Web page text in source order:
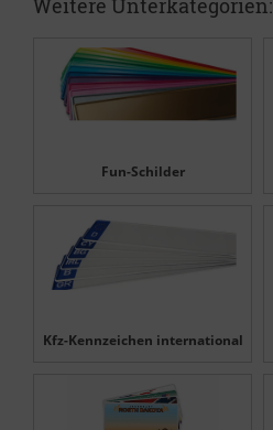
Weitere Unterkategorien:
Fun-Schilder
Kfz-Kennzeichen international